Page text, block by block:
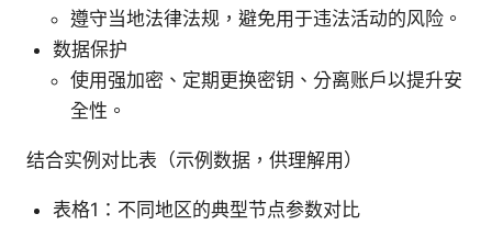
遵守当地法律法规，避免用于违法活动的风险。
数据保护
使用强加密、定期更换密钥、分离账户以提升安
全性。
结合实例对比表（示例数据，供理解用）
表格1：不同地区的典型节点参数对比